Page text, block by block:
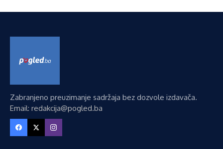
Zabranjeno preuzimanje sadržaja bez dozvole izdavača.
Email: redakcija@pogled.ba